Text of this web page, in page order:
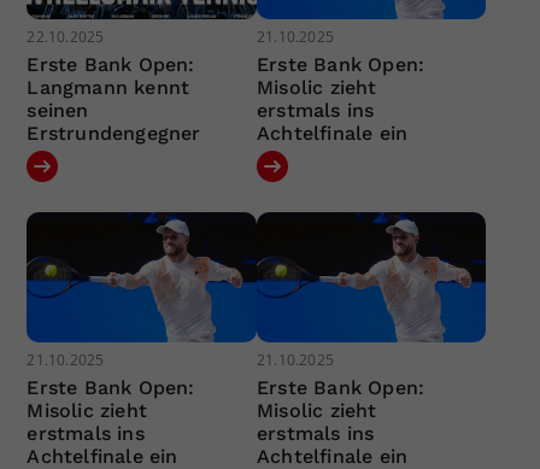
22.10.2025
Erste Bank Open:
Langmann kennt
seinen
Erstrundengegner
21.10.2025
Erste Bank Open:
Misolic zieht
erstmals ins
Achtelfinale ein
21.10.2025
Erste Bank Open:
Misolic zieht
erstmals ins
Achtelfinale ein
21.10.2025
Erste Bank Open:
Misolic zieht
erstmals ins
Achtelfinale ein